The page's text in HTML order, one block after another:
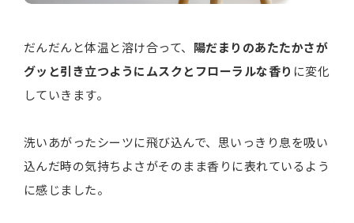
だんだんと体温と溶け合って、 陽だまりのあたたかさが
グッと引き立つようにムスクとフローラルな香り に変化
していきます。
洗いあがったシーツに飛び込んで、思いっきり息を吸い
込んだ時の気持ちよさがそのまま香りに表れているよう
に感じました。